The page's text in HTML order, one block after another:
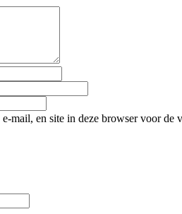
mail, en site in deze browser voor de